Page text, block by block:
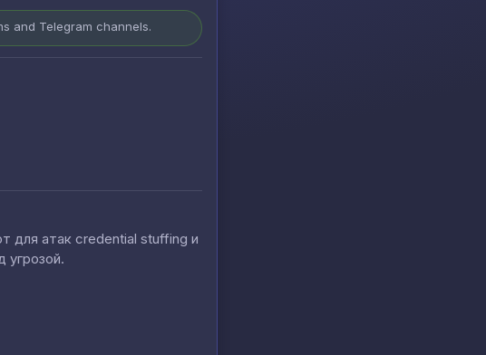
and Telegram channels.
для атак credential stuffing и
угрозой.